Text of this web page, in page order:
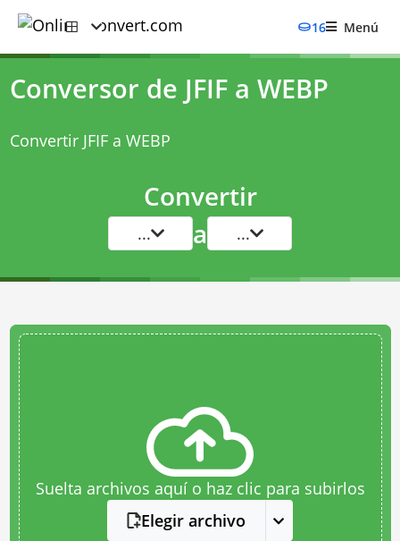
16 Menú
Conversor de JFIF a WEBP
Convertir JFIF a WEBP
Convertir
... a ...
Suelta archivos aquí o haz clic para subirlos
Elegir archivo